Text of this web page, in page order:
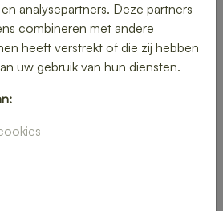
bezorgen in
– snel, vers en
Sleen en kies uit een gevarieerd
gezonde salades en warme
of op kantoor.
met liefde bereid en snel geleverd,
analysepartners. Deze partners
combineren met andere
heeft verstrekt of die zij hebben
uw gebruik van hun diensten.